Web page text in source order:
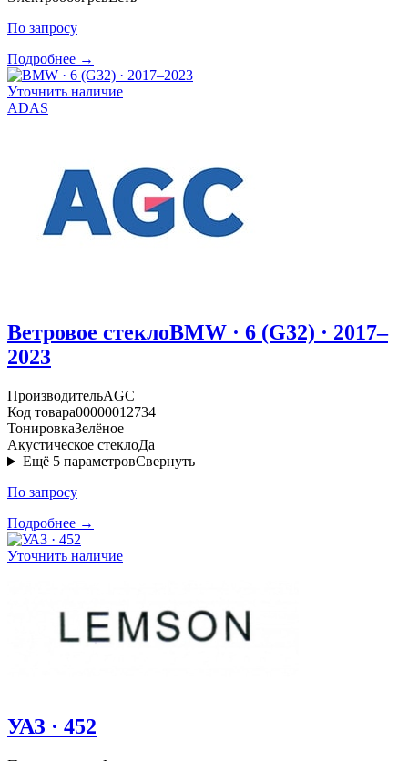
По запросу
Подробнее →
Уточнить наличие
ADAS
Ветровое стеклоBMW · 6 (G32) · 2017–
2023
ПроизводительAGC
Код товара00000012734
ТонировкаЗелёное
Акустическое стеклоДа
Ещё 5 параметровСвернуть
По запросу
Подробнее →
Уточнить наличие
УАЗ · 452